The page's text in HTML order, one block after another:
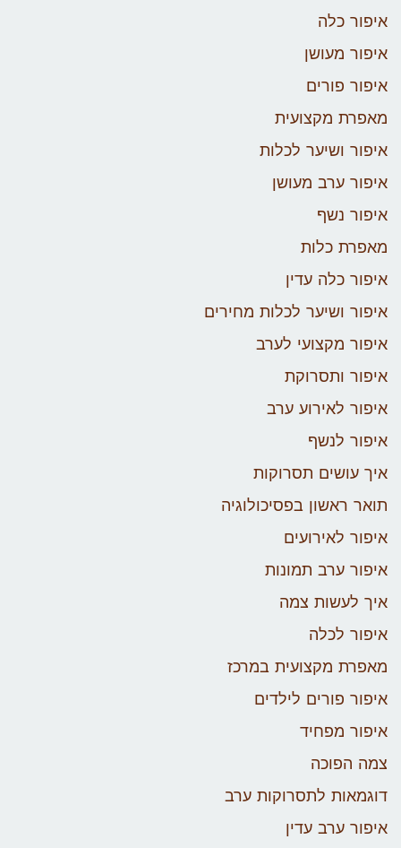
איפור כלה
איפור מעושן
איפור פורים
מאפרת מקצועית
איפור ושיער לכלות
איפור ערב מעושן
איפור נשף
מאפרת כלות
איפור כלה עדין
איפור ושיער לכלות מחירים
איפור מקצועי לערב
איפור ותסרוקת
איפור לאירוע ערב
איפור לנשף
איך עושים תסרוקות
תואר ראשון בפסיכולוגיה
איפור לאירועים
איפור ערב תמונות
איך לעשות צמה
איפור לכלה
מאפרת מקצועית במרכז
איפור פורים לילדים
איפור מפחיד
צמה הפוכה
דוגמאות לתסרוקות ערב
איפור ערב עדין